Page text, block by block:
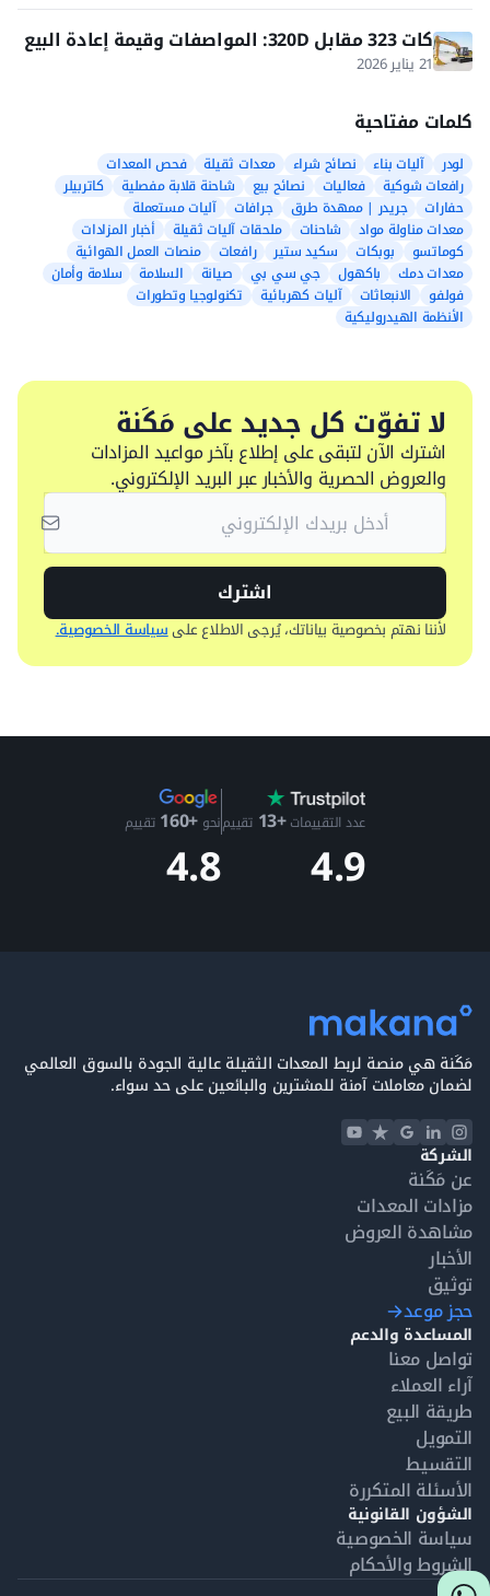
كات 323 مقابل 320D: المواصفات وقيمة إعادة البيع
في 2026
21 يناير 2026
كلمات مفتاحية
لودر آليات بناء نصائح شراء معدات ثقيلة
فحص المعدات
رافعات شوكية
فعاليات نصائح بيع شاحنة قلابة مفصلية
كاتربيلر
حفارات
جريدر | ممهدة طرق جرافات
آليات مستعملة
معدات مناولة مواد
شاحنات ملحقات آليات ثقيلة
أخبار المزادات
كوماتسو
بوبكات سكيد ستير رافعات
منصات العمل الهوائية
معدات دمك
باكهول جي سي بي صيانة السلامة
سلامة وأمان
فولفو
الانبعاثات آليات كهربائية
تكنولوجيا وتطورات
الأنظمة الهيدروليكية
لا تفوّت كل جديد على مَكَنة
اشترك الآن لتبقى على إطلاع بآخر مواعيد المزادات
والعروض الحصرية والأخبار عبر البريد الإلكتروني.
اشترك
لأننا نهتم بخصوصية بياناتك، يُرجى الاطلاع علىسياسة الخصوصية.
عدد التقييمات+13 تقييم
4.9
نحو +160 تقييم
4.8
مَكَنة هي منصة لربط المعدات الثقيلة عالية الجودة بالسوق العالمي
لضمان معاملات آمنة للمشترين والبائعين على حد سواء.
الشركة
عن مَكَنة
مزادات المعدات
مشاهدة العروض
الأخبار
توثيق
حجز موعد
المساعدة والدعم
تواصل معنا
آراء العملاء
طريقة البيع
التمويل
التقسيط
الأسئلة المتكررة
الشؤون القانونية
سياسة الخصوصية
الشروط والأحكام